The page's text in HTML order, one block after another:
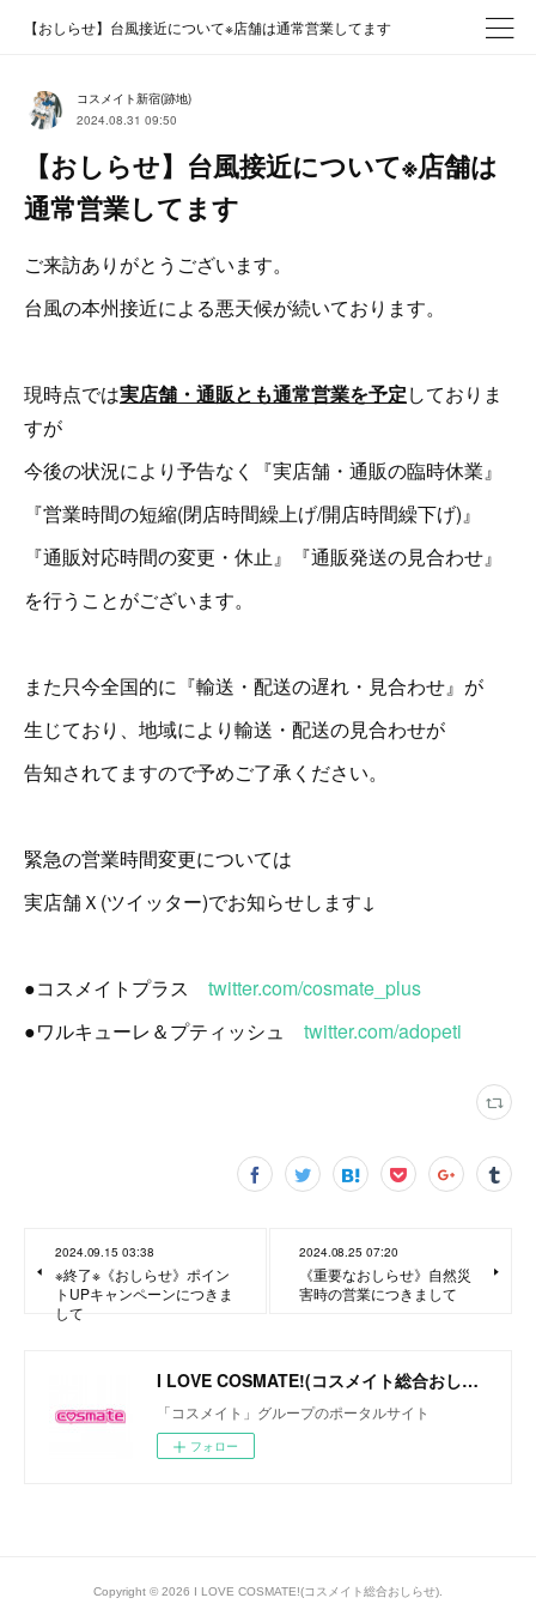
【おしらせ】台風接近について※店舗は通常営業してます
コスメイト新宿(跡地)
2024.08.31 09:50
【おしらせ】台風接近について※店舗は
通常営業してます
ご来訪ありがとうございます。
台風の本州接近による悪天候が続いております。
現時点では実店舗・通販とも通常営業を予定しておりま
すが
今後の状況により予告なく『実店舗・通販の臨時休業』
『営業時間の短縮(閉店時間繰上げ/開店時間繰下げ)』
『通販対応時間の変更・休止』『通販発送の見合わせ』
を行うことがございます。
また只今全国的に『輸送・配送の遅れ・見合わせ』が
生じており、地域により輸送・配送の見合わせが
告知されてますので予めご了承ください。
緊急の営業時間変更については
実店舗Ｘ(ツイッター)でお知らせします↓
●コスメイトプラス twitter.com/cosmate_plus
●ワルキューレ＆プティッシュ twitter.com/adopeti
2024.09.15 03:38
※終了※《おしらせ》ポイン
トUPキャンペーンにつきま
して
2024.08.25 07:20
《重要なおしらせ》自然災
害時の営業につきまして
I LOVE COSMATE!(コスメイト総合おしらせ)
「コスメイト」グループのポータルサイト
フォロー
Copyright © 2026 I LOVE COSMATE!(コスメイト総合おしらせ)